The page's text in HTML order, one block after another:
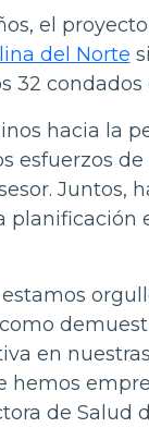
el
del Norte
32
hacia la
esfuerzos
Juntos,
en
hemos
de Salud